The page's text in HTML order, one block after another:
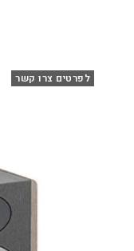
לפרטים צרו קשר